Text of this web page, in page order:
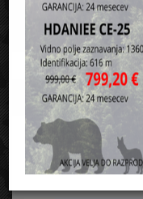
Domov
Torbe,
Etui in kovčki za